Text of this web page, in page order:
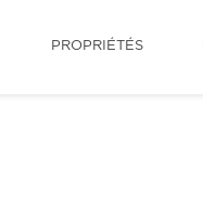
PROPRIÉTÉS